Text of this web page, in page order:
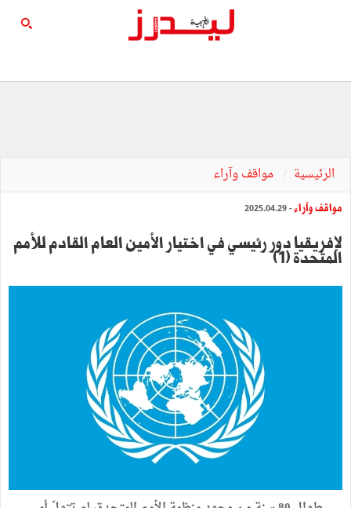
الرئيسية مواقف وآراء
مواقف وآراء- 2025.04.29
لإفريقيا دور رئيسي في اختيار الأمين العام القادم للأمم
المتحدة (1)